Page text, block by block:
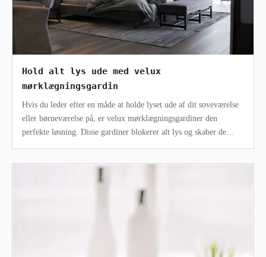
Hold alt lys ude med velux
mørklægningsgardin
Hvis du leder efter en måde at holde lyset ude af dit soveværelse
eller børneværelse på, er velux mørklægningsgardiner den
perfekte løsning. Disse gardiner blokerer alt lys og skaber de